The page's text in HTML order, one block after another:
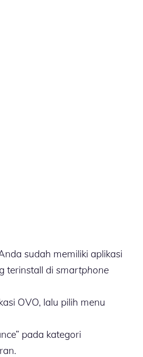
sudah memiliki aplikasi
terinstall di smartphone
OVO, lalu pilih menu
pada kategori